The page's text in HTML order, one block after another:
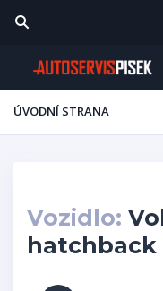
ÚVODNÍ STRANA
Vozidlo:
hatchback